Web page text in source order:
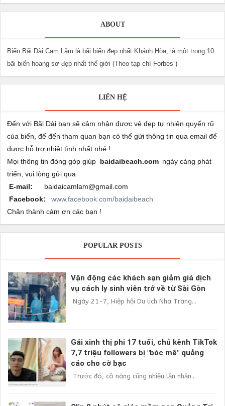
ABOUT
Biển Bãi Dài Cam Lâm là bãi biển đẹp nhất Khánh Hòa, là một trong 10
bãi biển hoang sơ đẹp nhất thế giới (Theo tạp chí Forbes )
LIÊN HỆ
Đến với Bãi Dài bạn sẽ cảm nhận được vẻ đẹp tự nhiên quyến rũ
của biển, để đến tham quan bạn có thể gửi thông tin qua email để
được hỗ trợ nhiệt tình nhất nhé !
Mọi thông tin đóng góp giúp baidaibeach.com ngày càng phát
triển, vui lòng gửi qua
E-mail:
baidaicamlam@gmail.com
Facebook:
www.facebook.com/baidaibeach
Chân thành cảm ơn các bạn !
POPULAR POSTS
Vận động các khách sạn giảm giá dịch
vụ cách ly sinh viên trở về từ Sài Gòn
Ngày 21-7, Hiệp hội Du lịch Nha Trang...
Gái xinh thị phi 17 tuổi, chủ kênh TikTok
7,7 triệu followers bị "bóc mẽ" quảng
cáo cho cờ bạc
Trước đó, cô nàng cũng nhiều lần nhận...